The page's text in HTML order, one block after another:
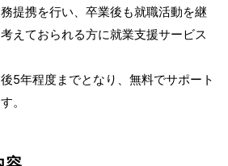
提携を行い、卒業後も就職活動を継
えておられる方に就業支援サービス
5年程度までとなり、無料でサポート
。